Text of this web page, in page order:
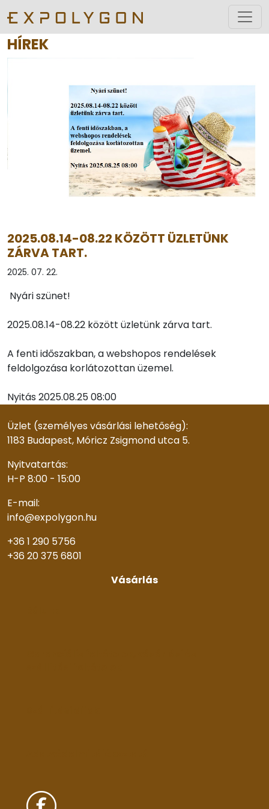
HÍREK
2025.08.14-08.22 KÖZÖTT ÜZLETÜNK
ZÁRVA TART.
2025. 07. 22.
Nyári szünet!
2025.08.14-08.22 között üzletünk zárva tart.
A fenti időszakban, a webshopos rendelések
feldolgozása korlátozottan üzemel.
Nyitás 2025.08.25 08:00
Üzlet (személyes vásárlási lehetőség):
1183 Budapest, Móricz Zsigmond utca 5.
Nyitvatartás:
H-P 8:00 - 15:00
E-mail:
info@expolygon.hu
+36 1 290 5756
+36 20 375 6801
Vásárlás